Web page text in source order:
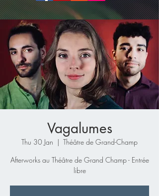
Vagalumes
Thu 30 Jan
  |
Théâtre de Grand-Champ
Afterworks au Théâtre de Grand Champ - Entrée
libre